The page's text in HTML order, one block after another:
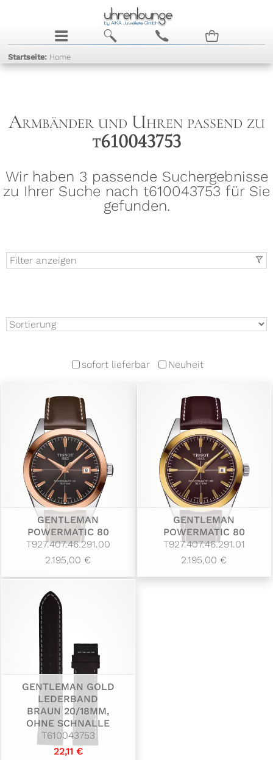
j b c n
Startseite: Home
Armbänder und Uhren passend zu
t610043753
Wir haben 3 passende Suchergebnisse
zu Ihrer Suche nach t610043753 für Sie
gefunden.
t
Filter anzeigen
sofort lieferbar Neuheit
GENTLEMAN
POWERMATIC 80
T927.407.46.291.00
2.195,00 €
GENTLEMAN
POWERMATIC 80
T927.407.46.291.01
2.195,00 €
GENTLEMAN GOLD
LEDERBAND
BRAUN 20/18MM,
OHNE SCHNALLE
T610043753
22,11 €